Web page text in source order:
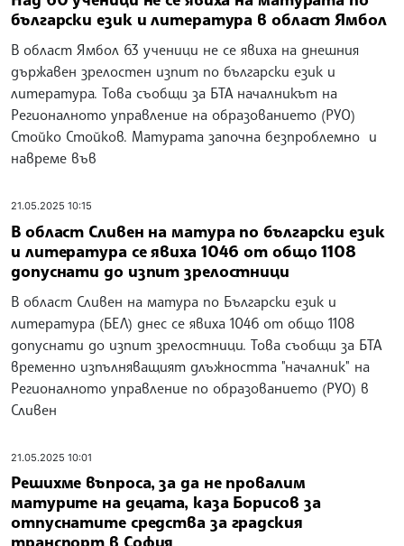
български език и литература в област Ямбол
В област Ямбол 63 ученици не се явиха на днешния
държавен зрелостен изпит по български език и
литература. Това съобщи за БТА началникът на
Регионалното управление на образованието (РУО)
Стойко Стойков. Матурата започна безпроблемно и
навреме във
21.05.2025 10:15
В област Сливен на матура по български език
и литература се явиха 1046 от общо 1108
допуснати до изпит зрелостници
В област Сливен на матура по Български език и
литература (БЕЛ) днес се явиха 1046 от общо 1108
допуснати до изпит зрелостници. Това съобщи за БТА
временно изпълняващият длъжността "началник" на
Регионалното управление по образованието (РУО) в
Сливен
21.05.2025 10:01
Решихме въпроса, за да не провалим
матурите на децата, каза Борисов за
отпуснатите средства за градския
транспорт в София